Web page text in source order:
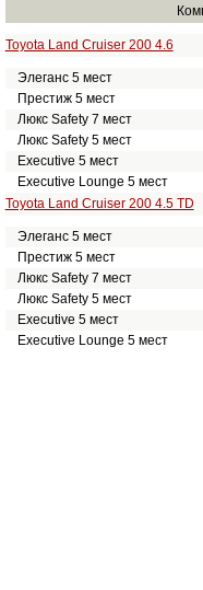
Toyota Land Cruiser 200 4.6
Элеганс 5 мест
Престиж 5 мест
Люкс Safety 7 мест
Люкс Safety 5 мест
Executive 5 мест
Executive Lounge 5 мест
Toyota Land Cruiser 200 4.5 TD
Элеганс 5 мест
Престиж 5 мест
Люкс Safety 7 мест
Люкс Safety 5 мест
Executive 5 мест
Executive Lounge 5 мест